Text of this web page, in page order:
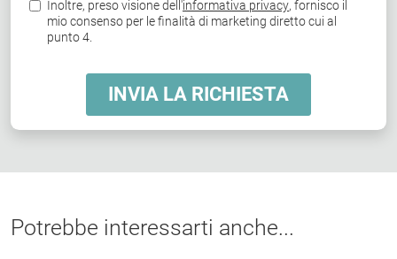
Potrebbe interessarti anche...